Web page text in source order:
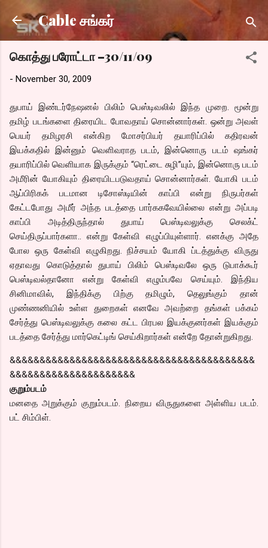
Skip to main content
Cable சங்கர்
கொத்து பரோட்டா –30/11/09
- November 30, 2009
துபாய் இண்டர்நேஷனல் பிலிம் பெஸ்டிவலில் இந்த முறை. மூன்று
தமிழ் படங்களை திரையிட போவதாய் சொன்னார்கள். ஒன்று அவள்
பெயர் தமிழரசி என்கிற மோசர்பியர் தயாரிப்பில் கதிரவன்
இயக்கதில் இன்னும் வெளிவராத படம், இன்னொரு படம் ஷங்கர்
தயாரிப்பில் வெளியாக இருக்கும் “ரெட்டை சுழி”யும், இன்னொரு படம்
அமீரின் யோகியும் திரையிடபடுவதாய் சொன்னார்கள். யோகி படம்
ஆப்பிரிகக் படமான டிசோஸ்டியின் காப்பி என்று நிருபர்கள்
கேட்டபோது அமீர் அந்த படத்தை பார்ககவேயில்லை என்று அப்படி
காப்பி அடித்திருந்தால் துபாய் பெஸ்டிவலுக்கு செலக்ட்
செய்திருப்பார்களா.. என்று கேள்வி எழுப்பியுள்ளார். எனக்கு அதே
போல ஒரு கேள்வி எழுகிறது. நிச்சயம் யோகி ப்டத்துக்கு விருது
ஏதாவது கொடுத்தால் துபாய் பிலிம் பெஸ்டிவலே ஒரு டுபாக்கூர்
பெஸ்டிவல்தானோ என்று கேள்வி எழும்பவே செய்யும். இந்திய
சினிமாவில், இந்திக்கு பிற்கு தமிழும், தெலுங்கும் தான்
முண்ணனியில் உள்ள துறைகள் எனவே அவற்றை தங்கள் பக்கம்
சேர்த்து பெஸ்டிவலுக்கு கலை கட்ட பிரபல இயக்குனர்கள் இயக்கும்
படத்தை சேர்த்து மார்கெட்டிங் செய்கிறார்கள் என்றே தோன்றுகிறது.
&&&&&&&&&&&&&&&&&&&&&&&&&&&&&&&&&&&&&&&&&
&&&&&&&&&&&&&&&&&&&&&
குறும்படம்
மனதை அறுக்கும் குறும்படம். நிறைய விருதுகளை அள்ளிய படம்.
பட் சிம்பிள்.